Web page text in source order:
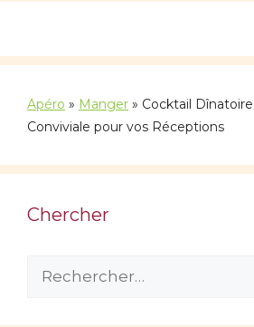
Apéro » Manger » Cocktail
Conviviale pour vos Réceptions
Chercher